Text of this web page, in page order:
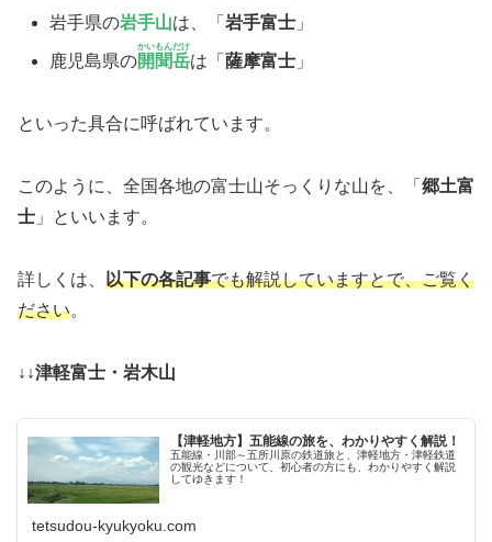
岩手県の岩手山は、「岩手富士 」
鹿児島県の開聞岳
かいもんだけ
は「薩摩富士 」
といった具合に呼ばれています。
このように、全国各地の富士山そっくりな山を、「 郷土富
士 」といいます。
詳しくは、 以下の各記事でも解説していますとで、ご覧く
ださい。
↓↓津軽富士・岩木山
【津軽地方】五能線の旅を、わかりやすく解説！
五能線・川部～五所川原の鉄道旅と、津軽地方・津軽鉄道
の観光などについて、初心者の方にも、わかりやすく解説
してゆきます！
tetsudou-kyukyoku.com